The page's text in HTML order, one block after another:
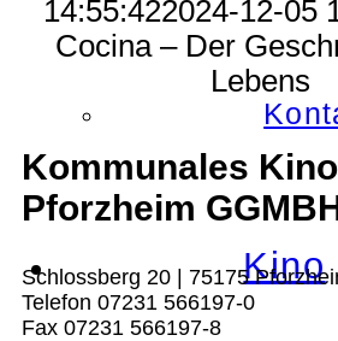
Kino
14:55:422024-12-05
Cocina – Der
Lebens
Kommunales Kino
Pforzheim
Schlossberg 20 | 75175
Telefon 07231 566197-0
Fax 07231 566197-8